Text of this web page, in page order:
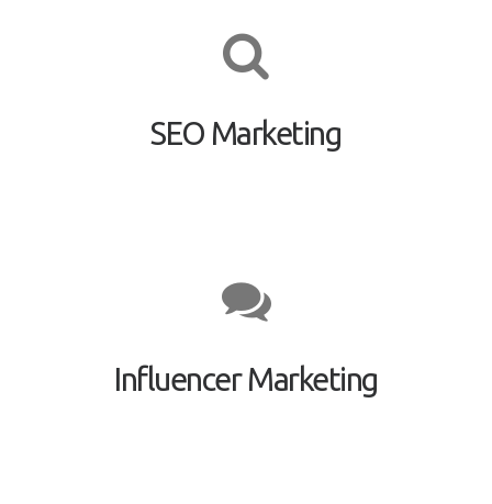
SEO Marketing
Influencer Marketing